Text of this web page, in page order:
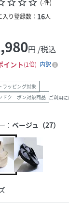
star_borderstar_borderstar_border (-件)
入り登録数： 16人
円 /税込
イント 1倍 内訳
ラッピング対象
ドクーポン対象商品 ご利用に
： ベージュ（27）